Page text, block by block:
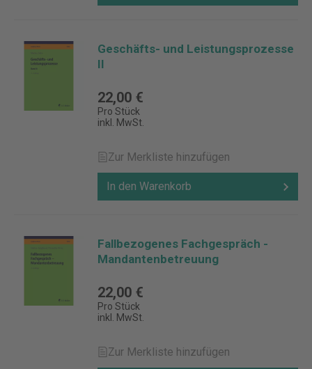
Geschäfts- und Leistungsprozesse
II
22,00 €
Pro Stück
inkl. MwSt.
Zur Merkliste hinzufügen
In den Warenkorb
Fallbezogenes Fachgespräch -
Mandantenbetreuung
22,00 €
Pro Stück
inkl. MwSt.
Zur Merkliste hinzufügen